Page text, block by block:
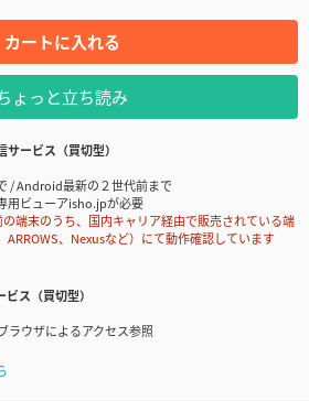
カートに入れる
ょっと立ち読み
ービス（買切型）
/ Android最新の２世代前まで
用ビューアisho.jpが必要
端末のうち、国内キャリア経由で販売されている端
ARROWS、Nexusなど）にて動作確認しています
ス（買切型）
ラウザによるアクセス参照